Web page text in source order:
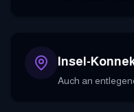
Insel-
Auch an